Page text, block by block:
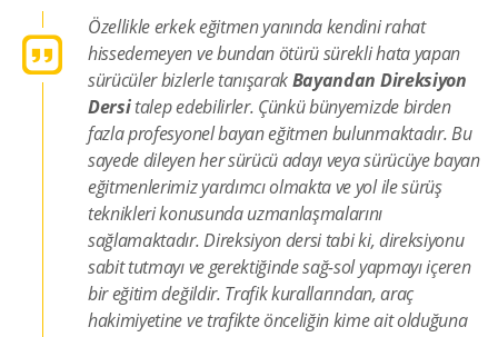
Özellikle erkek eğitmen yanında kendini rahat
hissedemeyen ve bundan ötürü sürekli hata yapan
sürücüler bizlerle tanışarakBayandan Direksiyon
Dersitalep edebilirler. Çünkü bünyemizde birden
fazla profesyonel bayan eğitmen bulunmaktadır. Bu
sayede dileyen her sürücü adayı veya sürücüye bayan
eğitmenlerimiz yardımcı olmakta ve yol ile sürüş
teknikleri konusunda uzmanlaşmalarını
sağlamaktadır. Direksiyon dersi tabi ki, direksiyonu
sabit tutmayı ve gerektiğinde sağ-sol yapmayı içeren
bir eğitim değildir. Trafik kurallarından, araç
hakimiyetine ve trafikte önceliğin kime ait olduğuna